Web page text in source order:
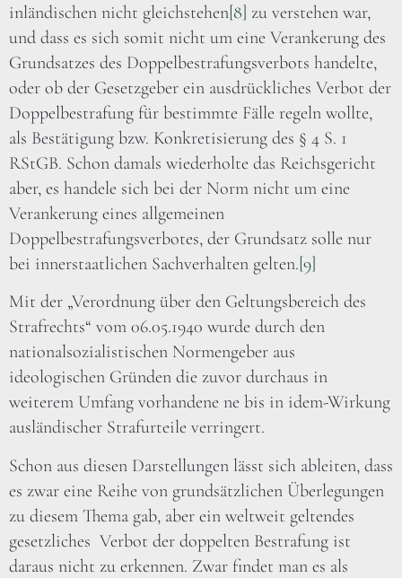
inländischen nicht gleichstehen[8] zu verstehen war,
und dass es sich somit nicht um eine Verankerung des
Grundsatzes des Doppelbestrafungsverbots handelte,
oder ob der Gesetzgeber ein ausdrückliches Verbot der
Doppelbestrafung für bestimmte Fälle regeln wollte,
als Bestätigung bzw. Konkretisierung des § 4 S. 1
RStGB. Schon damals wiederholte das Reichsgericht
aber, es handele sich bei der Norm nicht um eine
Verankerung eines allgemeinen
Doppelbestrafungsverbotes, der Grundsatz solle nur
bei innerstaatlichen Sachverhalten gelten.[9]
Mit der „Verordnung über den Geltungsbereich des
Strafrechts“ vom 06.05.1940 wurde durch den
nationalsozialistischen Normengeber aus
ideologischen Gründen die zuvor durchaus in
weiterem Umfang vorhandene ne bis in idem-Wirkung
ausländischer Strafurteile verringert.
Schon aus diesen Darstellungen lässt sich ableiten, dass
es zwar eine Reihe von grundsätzlichen Überlegungen
zu diesem Thema gab, aber ein weltweit geltendes
gesetzliches Verbot der doppelten Bestrafung ist
daraus nicht zu erkennen. Zwar findet man es als